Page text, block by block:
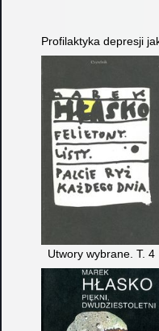
Profilaktyka depresji
Utwory wybrane. T. 4